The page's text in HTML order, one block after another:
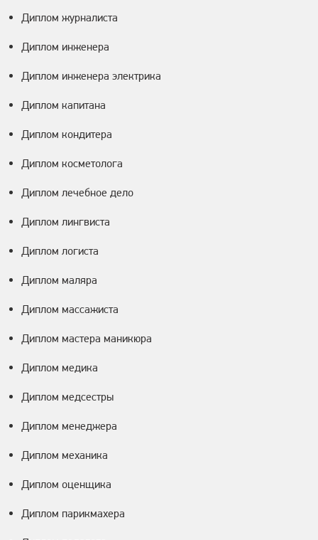
Диплом журналиста
Диплом инженера
Диплом инженера электрика
Диплом капитана
Диплом кондитера
Диплом косметолога
Диплом лечебное дело
Диплом лингвиста
Диплом логиста
Диплом маляра
Диплом массажиста
Диплом мастера маникюра
Диплом медика
Диплом медсестры
Диплом менеджера
Диплом механика
Диплом оценщика
Диплом парикмахера